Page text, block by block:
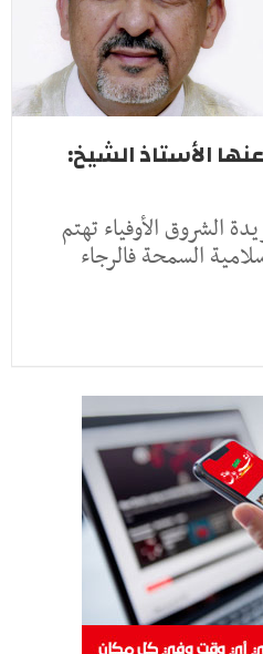
الأستاذ الشيخ:
الشروق الأوفياء تهتم
السمحة فالرجاء